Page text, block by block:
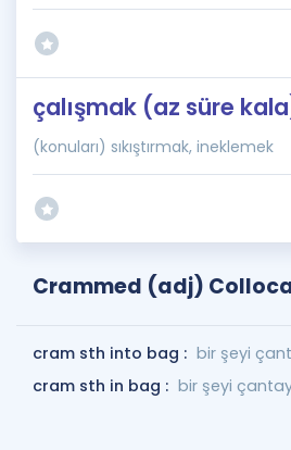
çalışmak (az süre
(konuları) sıkıştırmak, ineklemek
Crammed (adj)
cram sth into bag : bir şeyi
cram sth in bag : bir şeyi